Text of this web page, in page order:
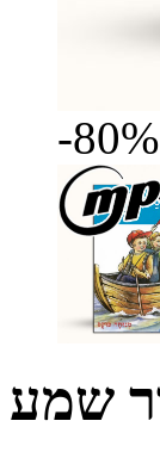
-80%
שמע